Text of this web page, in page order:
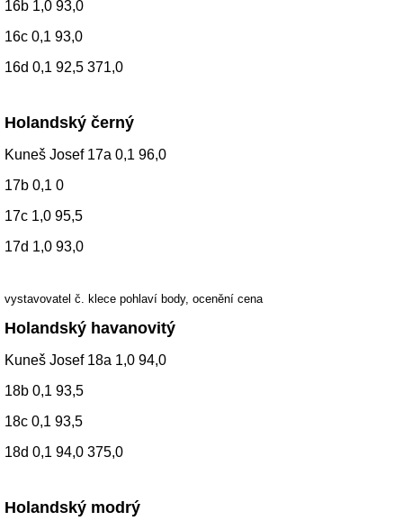
16b 1,0 93,0
16c 0,1 93,0
16d 0,1 92,5 371,0
Holandský černý
Kuneš Josef 17a 0,1 96,0
17b 0,1 0
17c 1,0 95,5
17d 1,0 93,0
vystavovatel č. klece pohlaví body, ocenění cena
Holandský havanovitý
Kuneš Josef 18a 1,0 94,0
18b 0,1 93,5
18c 0,1 93,5
18d 0,1 94,0 375,0
Holandský modrý